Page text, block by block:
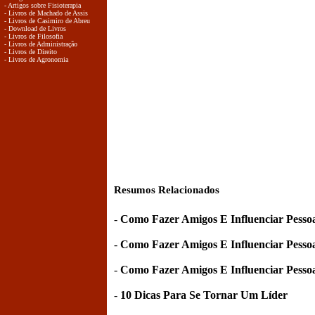
- Artigos sobre Fisioterapia
- Livros de Machado de Assis
- Livros de Casimiro de Abreu
- Download de Livros
- Livros de Filosofia
- Livros de Administração
- Livros de Direito
- Livros de Agronomia
Resumos Relacionados
- Como Fazer Amigos E Influenciar
- Como Fazer Amigos E Influenciar
- Como Fazer Amigos E Influenciar
- 10 Dicas Para Se Tornar Um Líder